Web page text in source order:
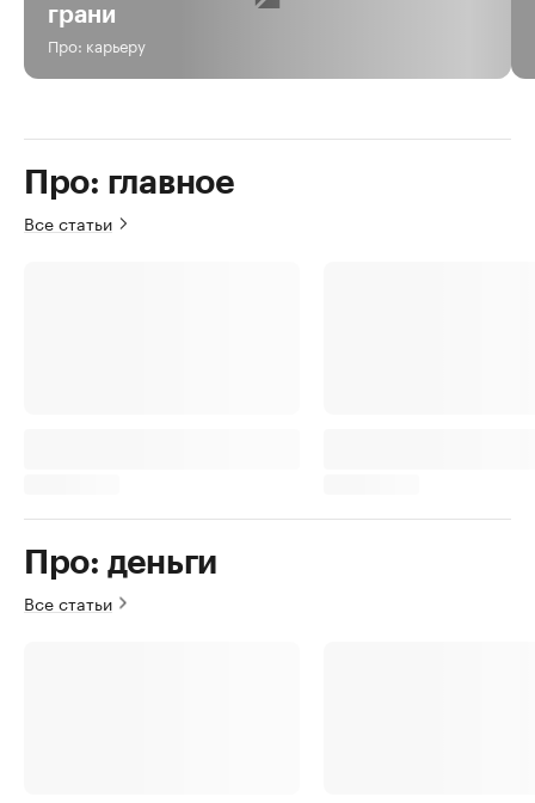
грани
Про: карьеру
Про: главное
Все статьи
Про: деньги
Все статьи